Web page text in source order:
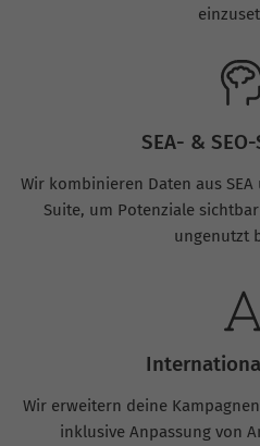
SEA- &
Wir kombinieren Daten aus
Suite, um Potenziale
ungenutzt
Wir erweitern deine
inklusive Anpassung von